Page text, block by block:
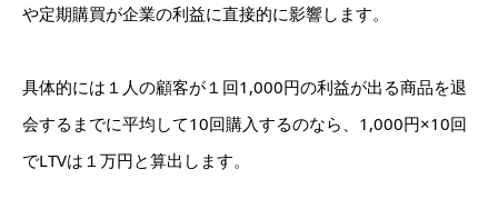
や定期購買が企業の利益に直接的に影響します。
具体的には１人の顧客が１回1,000円の利益が出る商品を退
会するまでに平均して10回購入するのなら、1,000円×10回
でLTVは１万円と算出します。